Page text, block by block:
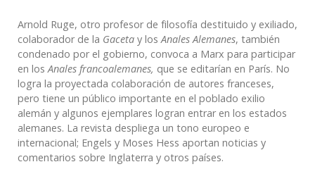
Arnold Ruge, otro profesor de filosofía destituido y exiliado,
colaborador de la Gaceta y los Anales Alemanes, también
condenado por el gobierno, convoca a Marx para participar
en los Anales francoalemanes, que se editarían en París. No
logra la proyectada colaboración de autores franceses,
pero tiene un público importante en el poblado exilio
alemán y algunos ejemplares logran entrar en los estados
alemanes. La revista despliega un tono europeo e
internacional; Engels y Moses Hess aportan noticias y
comentarios sobre Inglaterra y otros países.